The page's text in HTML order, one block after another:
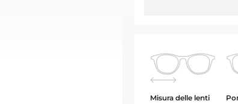
Misura delle lenti